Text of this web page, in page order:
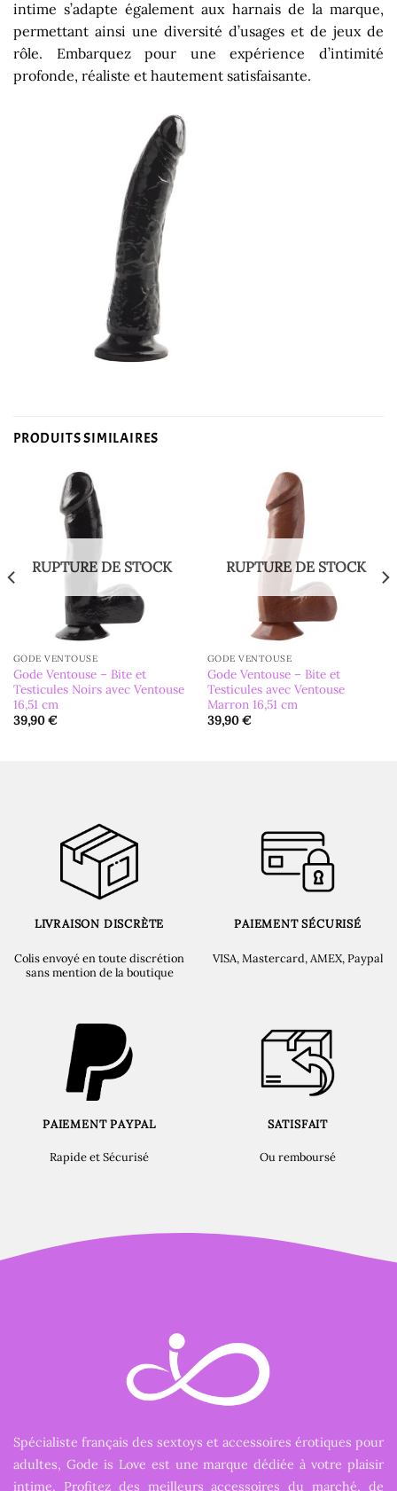
intime s’adapte également aux harnais de la marque,
permettant ainsi une diversité d’usages et de jeux de
rôle. Embarquez pour une expérience d’intimité
profonde, réaliste et hautement satisfaisante.
PRODUITS SIMILAIRES
RUPTURE DE STOCK
GODE VENTOUSE
Gode Ventouse – Bite et
Testicules Noirs avec Ventouse
16,51 cm
39,90€
RUPTURE DE STOCK
GODE VENTOUSE
Gode Ventouse – Bite et
Testicules avec Ventouse
Marron 16,51 cm
39,90€
LIVRAISON DISCRÈTE
Colis envoyé en toute discrétion
sans mention de la boutique
PAIEMENT SÉCURISÉ
VISA, Mastercard, AMEX, Paypal
PAIEMENT PAYPAL
Rapide et Sécurisé
SATISFAIT
Ou remboursé
Spécialiste français des sextoys et accessoires érotiques pour
adultes, Gode is Love est une marque dédiée à votre plaisir
intime. Profitez des meilleurs accessoires du marché, de